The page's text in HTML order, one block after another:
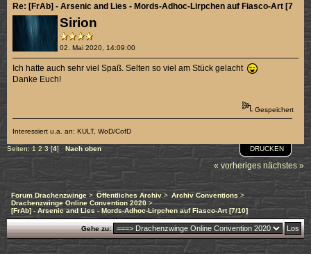
Sirion
02. Mai 2020, 14:09:00
Re: [FrAb] - Arsenic and Lies - Mords-Adhoc-Lirpchen auf Fiasco-Art [7/10]
Ich hatte auch sehr viel Spaß. Selten so viel am Stück gelacht
Danke Euch!
Gespeichert
Interessiert u.a. an: KULT, WoD/CofD
DRUCKEN
Seiten:1 2 3[4] Nach oben
« vorheriges nächstes »
Forum Drachenzwinge > Öffentliches Archiv> Archiv Conventions >
Drachenzwinge Online Convention 2020>
[FrAb] - Arsenic and Lies - Mords-Adhoc-Lirpchen auf Fiasco-Art [7/10]
Gehe zu: